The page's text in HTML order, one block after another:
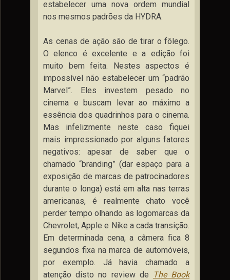
estabelecer uma nova ordem mundial
nos mesmos padrões da HYDRA.
As cenas de ação são de tirar o fôlego.
O elenco é excelente e a edição foi
muito bem feita. Nestes aspectos é
impossível não estabelecer um “padrão
Marvel”. Eles investem pesado no
cinema e buscam levar ao máximo a
essência dos quadrinhos para o cinema.
Mas infelizmente neste caso fiquei
mais impressionado por alguns fatores
negativos: apesar de saber que o
chamado “branding” (dar espaço para a
exposição de marcas de patrocinadores
durante o longa) está em alta nas terras
americanas, é realmente chato você
perder tempo olhando as logomarcas da
Chevrolet, Apple e Nike a cada transição.
Em determinada cena, a câmera fica 8
segundos fixa na marca de automóveis,
por exemplo. Já havia chamado a
atenção disto no review de
The Book